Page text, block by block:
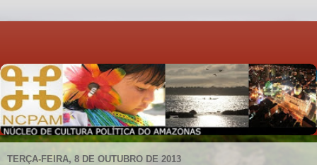
TERÇA-FEIRA, 8 DE OUTUBRO DE 2013